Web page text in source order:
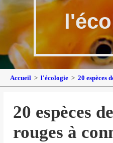
Accueil l'écologie 20 espèces
20 espèces
rouges à